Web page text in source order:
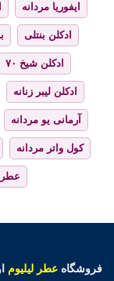
ایفوریا مردانه
ادکلن بنتلی
ادکلن شیخ ۷۰
ادکلن لیبر زنانه
آرمانی یو مردانه
کول واتر مردانه
عطر
فروشگاهعطر لیلیوم